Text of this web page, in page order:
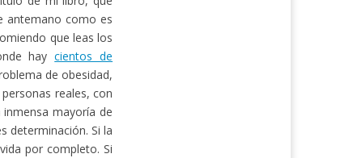
antemano como es
que leas los
haycientos de
de obesidad,
reales, con
mayoría de
determinación. Si la
por completo. Si